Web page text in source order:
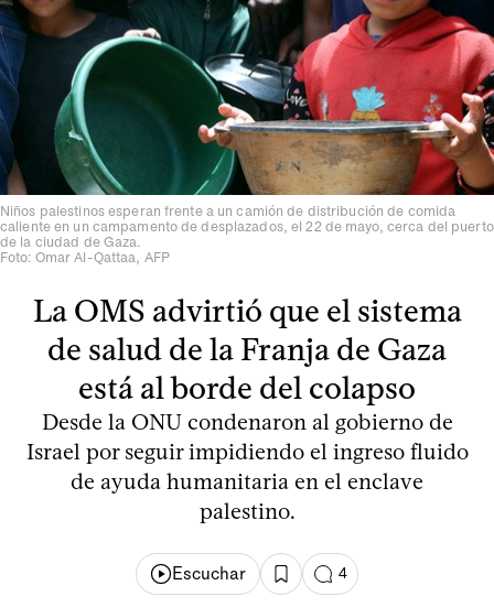
Niños palestinos esperan frente a un camión de distribución de comida
caliente en un campamento de desplazados, el 22 de mayo, cerca del puerto
de la ciudad de Gaza.
Foto: Omar Al-Qattaa, AFP
La OMS advirtió que el sistema
de salud de la Franja de Gaza
está al borde del colapso
Desde la ONU condenaron al gobierno de
Israel por seguir impidiendo el ingreso fluido
de ayuda humanitaria en el enclave
palestino.
Escuchar 4